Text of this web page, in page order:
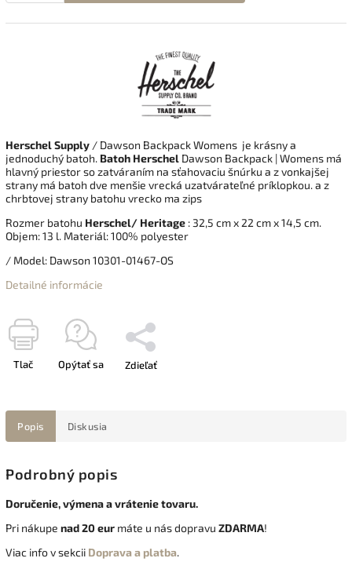
Herschel Supply / Dawson Backpack Womens je krásny a
jednoduchý batoh. Batoh Herschel Dawson Backpack | Womens má
hlavný priestor so zatváraním na sťahovaciu šnúrku a z vonkajšej
strany má batoh dve menšie vrecká uzatvárateľné príklopkou. a z
chrbtovej strany batohu vrecko ma zips
Rozmer batohu Herschel/ Heritage : 32,5 cm x 22 cm x 14,5 cm.
Objem: 13 l. Materiál: 100% polyester
/ Model: Dawson 10301-01467-OS
Detailné informácie
Tlač Opýtať sa Zdieľať
Popis Diskusia
Podrobný popis
Doručenie, výmena a vrátenie tovaru.
Pri nákupe nad 20 eur máte u nás dopravu ZDARMA!
Viac info v sekcii Doprava a platba.